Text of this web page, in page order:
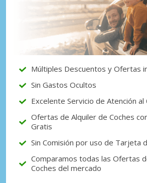
Múltiples Descuentos y Ofertas
Sin Gastos Ocultos
Excelente Servicio de Atención al
Ofertas de Alquiler de Coches
Gratis
Sin Comisión por uso de Tarjeta
Comparamos todas las Ofertas
Coches del mercado